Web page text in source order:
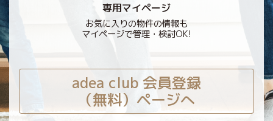
専用マイページ
お気に入りの物件の情報も
マイページで管理・検討OK!
adea club 会員登録
（無料）ページへ